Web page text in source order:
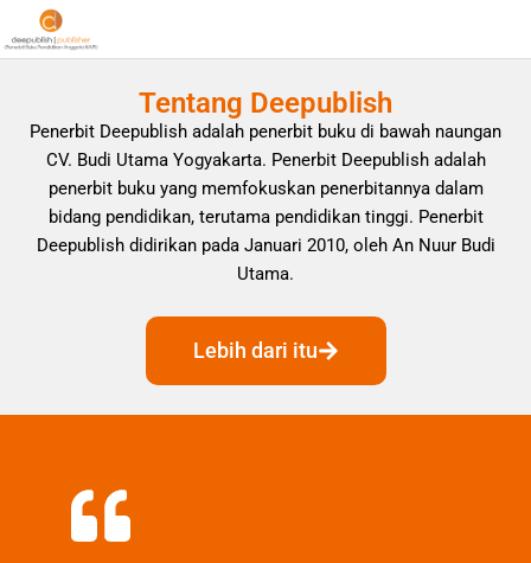
Tentang Deepublish
Penerbit Deepublish adalah penerbit buku di bawah naungan
CV. Budi Utama Yogyakarta. Penerbit Deepublish adalah
penerbit buku yang memfokuskan penerbitannya dalam
bidang pendidikan, terutama pendidikan tinggi. Penerbit
Deepublish didirikan pada Januari 2010, oleh An Nuur Budi
Utama.
Lebih dari itu